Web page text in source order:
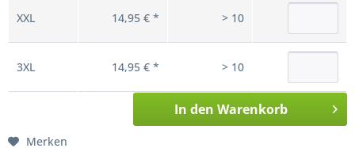
XXL 14,95 € * > 10
3XL 14,95 € * > 10
In den Warenkorb
Merken